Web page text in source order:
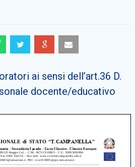
ai sensi dell’art.36 D.
docente/educativo